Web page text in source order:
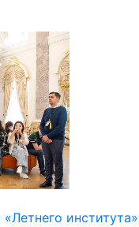
института»